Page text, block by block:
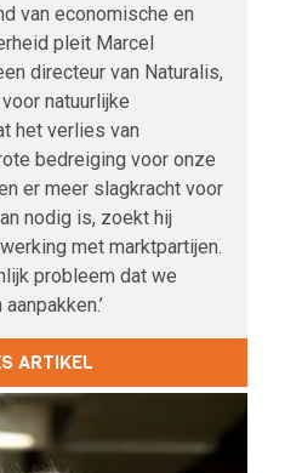
van economische en
pleit Marcel
directeur van Naturalis,
natuurlijke
het verlies van
bedreiging voor onze
er meer slagkracht voor
nodig is, zoekt hij
met marktpartijen.
probleem dat we
ARTIKEL